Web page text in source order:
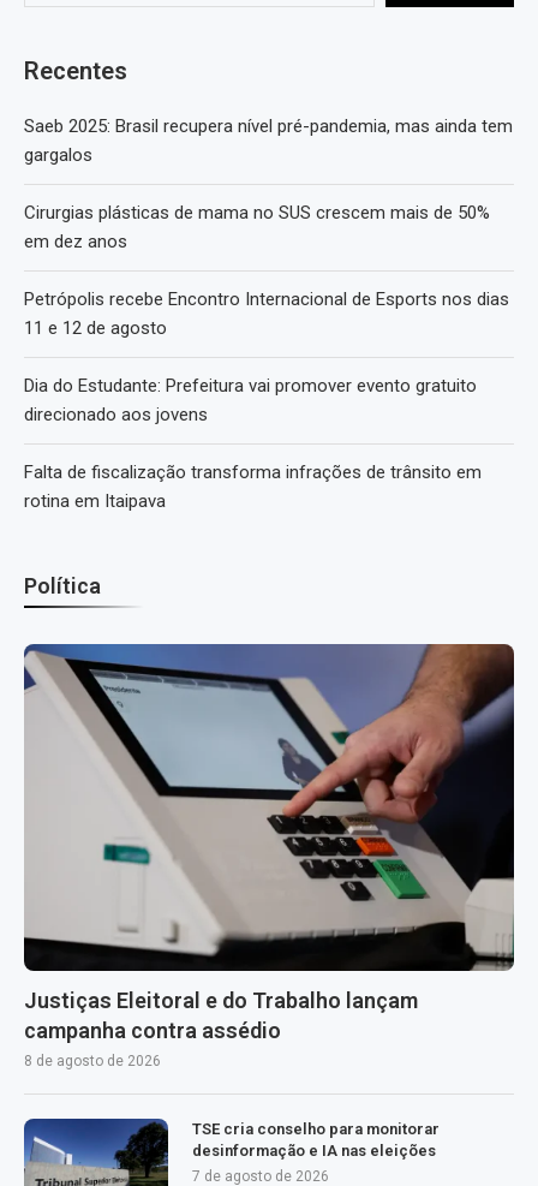
Recentes
Saeb 2025: Brasil recupera nível pré-pandemia, mas ainda tem
gargalos
Cirurgias plásticas de mama no SUS crescem mais de 50%
em dez anos
Petrópolis recebe Encontro Internacional de Esports nos dias
11 e 12 de agosto
Dia do Estudante: Prefeitura vai promover evento gratuito
direcionado aos jovens
Falta de fiscalização transforma infrações de trânsito em
rotina em Itaipava
Política
Justiças Eleitoral e do Trabalho lançam
campanha contra assédio
8 de agosto de 2026
TSE cria conselho para monitorar
desinformação e IA nas eleições
7 de agosto de 2026